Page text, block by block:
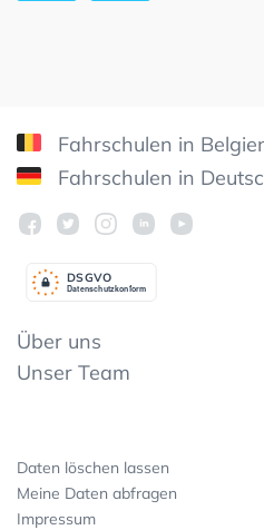
Fahrschulen in
Fahrschulen in
Datenschutzkonform
DSGVO
Über uns
Unser Team
Daten löschen lassen
Meine Daten abfragen
Impressum